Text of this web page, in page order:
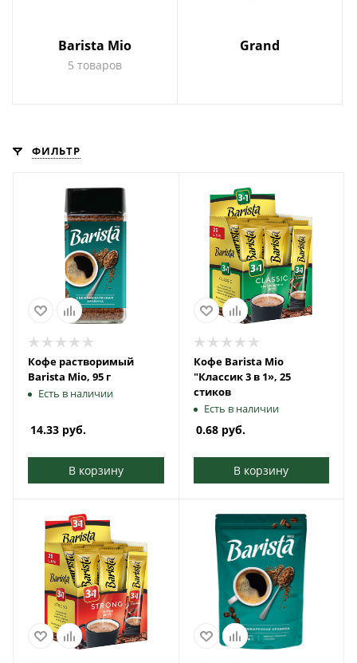
Barista Mio
5 товаров
Grand
ФИЛЬТР
Кофе растворимый
Barista Mio, 95 г
Есть в наличии
14.33 руб.
В корзину
Кофе Barista Mio
"Классик 3 в 1», 25
стиков
Есть в наличии
0.68руб.
В корзину